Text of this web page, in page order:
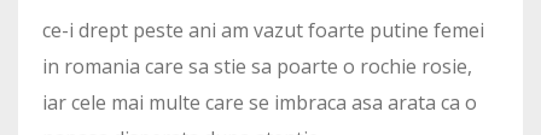
ce-i drept peste ani am vazut foarte putine femei
in romania care sa stie sa poarte o rochie rosie,
iar cele mai multe care se imbraca asa arata ca o